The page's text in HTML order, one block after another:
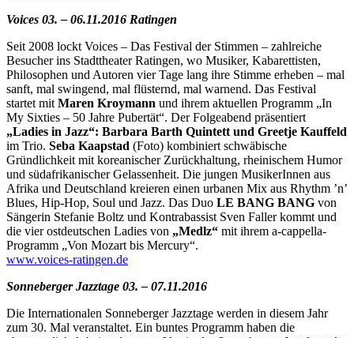
Voices 03. – 06.11.2016 Ratingen
Seit 2008 lockt Voices – Das Festival der Stimmen – zahlreiche
Besucher ins Stadttheater Ratingen, wo Musiker, Kabarettisten,
Philosophen und Autoren vier Tage lang ihre Stimme erheben – mal
sanft, mal swingend, mal flüsternd, mal warnend. Das Festival
startet mit Maren Kroymann und ihrem aktuellen Programm „In
My Sixties – 50 Jahre Pubertät“. Der Folgeabend präsentiert
„Ladies in Jazz“: Barbara Barth Quintett und Greetje Kauffeld
im Trio. Seba Kaapstad (Foto) kombiniert schwäbische
Gründlichkeit mit koreanischer Zurückhaltung, rheinischem Humor
und südafrikanischer Gelassenheit. Die jungen MusikerInnen aus
Afrika und Deutschland kreieren einen urbanen Mix aus Rhythm ’n’
Blues, Hip-Hop, Soul und Jazz. Das Duo LE BANG BANG von
Sängerin Stefanie Boltz und Kontrabassist Sven Faller kommt und
die vier ostdeutschen Ladies von „Medlz“ mit ihrem a-cappella-
Programm „Von Mozart bis Mercury“.
www.voices-ratingen.de
Sonneberger Jazztage 03. – 07.11.2016
Die Internationalen Sonneberger Jazztage werden in diesem Jahr
zum 30. Mal veranstaltet. Ein buntes Programm haben die